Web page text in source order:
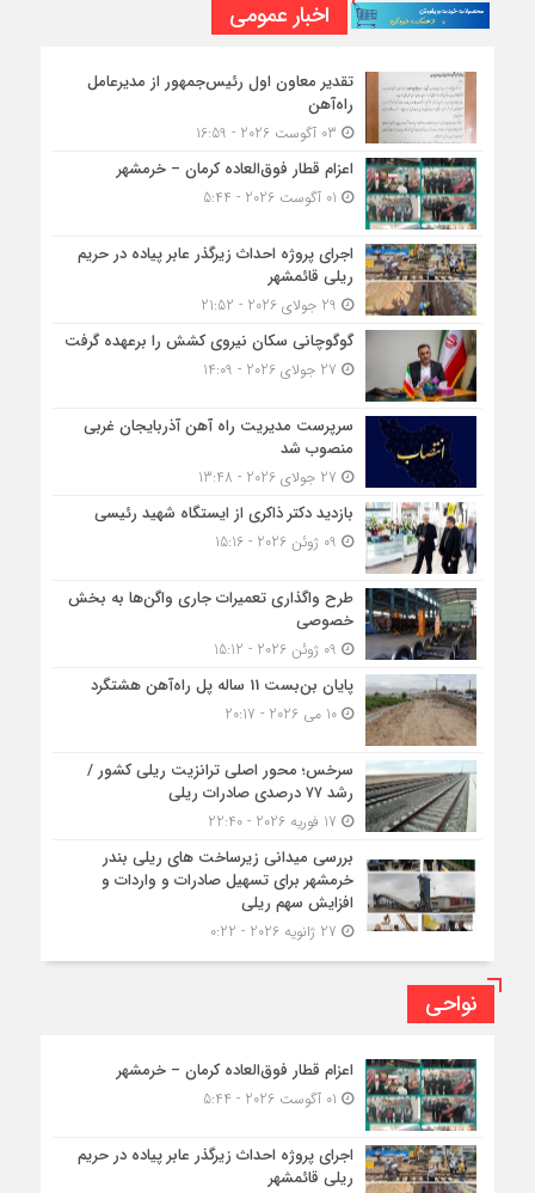
اخبار عمومی
تقدیر معاون اول رئیس‌جمهور از مدیرعامل
راه‌آهن
اعزام قطار فوق‌العاده کرمان – خرمشهر
اجرای پروژه احداث زیرگذر عابر پیاده در حریم
ریلی قائمشهر
گوگوچانی سکان نیروی کشش را برعهده گرفت
سرپرست مدیریت راه آهن آذربایجان غربی
منصوب شد
بازدید دکتر ذاکری از ایستگاه شهید رئیسی
طرح واگذاری تعمیرات جاری واگن‌ها به بخش
خصوصی
پایان بن‌بست 11 ساله پل راه‌آهن هشتگرد
10 می 2026 - 20:17
سرخس؛ محور اصلی ترانزیت ریلی کشور /
رشد ۷۷ درصدی صادرات ریلی
بررسی میدانی زیرساخت های ریلی بندر
خرمشهر برای تسهیل صادرات و واردات و
افزایش سهم ریلی
نواحی
اعزام قطار فوق‌العاده کرمان – خرمشهر
اجرای پروژه احداث زیرگذر عابر پیاده در حریم
ریلی قائمشهر